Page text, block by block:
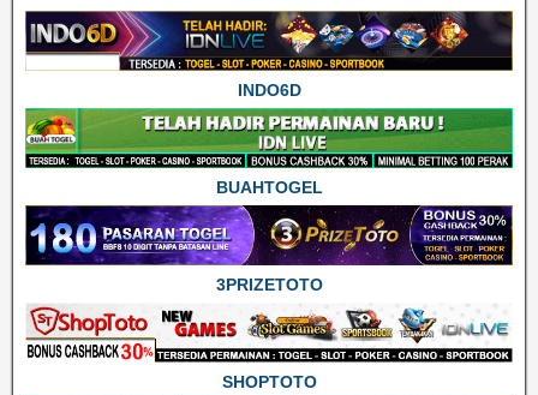
INDO6D
BUAHTOGEL
3PRIZETOTO
SHOPTOTO